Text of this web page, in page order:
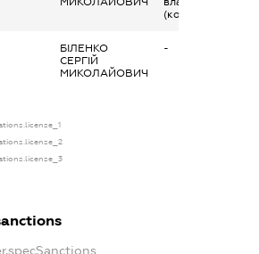
(контролер)
БІЛЕНКО
СЕРГІЙ
МИКОЛАЙОВИЧ
-